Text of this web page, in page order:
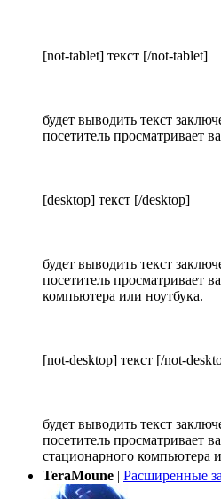
[not-tablet] текст [/not-tablet]
будет выводить текст
посетитель просматривает
[desktop] текст [/desktop]
будет выводить текст
посетитель просматривает
компьютера или ноутбука.
[not-desktop] текст [/not-
будет выводить текст
посетитель просматривает
стационарного компьютера
TeraMoune | Расширенные